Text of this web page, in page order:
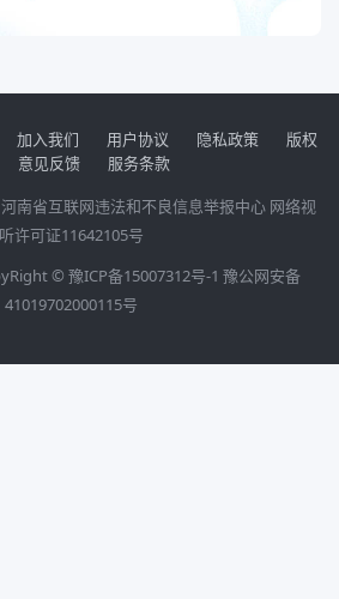
加入我们 用户协议 隐私政策
版权
意见反馈
服务条款
河南省互联网违法和不良信息举报中心 网络视
听许可证11642105号
© 豫ICP备15007312号-1 豫公网安备
41019702000115号